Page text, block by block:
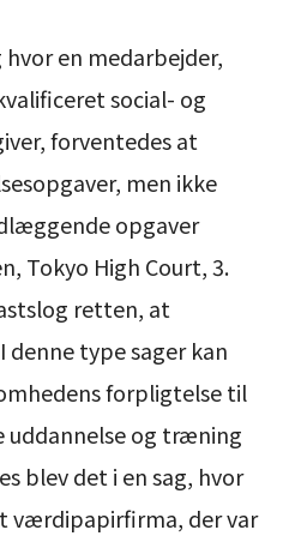
hvor en medarbejder,
social- og
forventedes at
men ikke
opgaver
Tokyo High Court, 3.
retten, at
denne type sager kan
forpligtelse til
og træning
blev det i en sag, hvor
værdipapirfirma, der var